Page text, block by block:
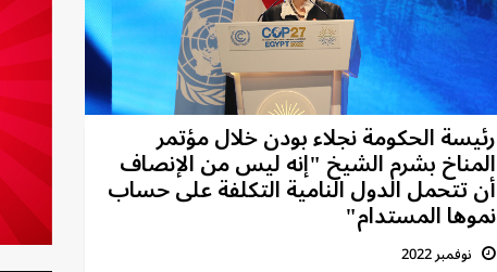
رئيسة الحكومة نجلاء بودن خلال مؤتمر
المناخ بشرم الشيخ "إنه ليس من الإنصاف
أن تتحمل الدول النامية التكلفة على حساب
نموها المستدام"
نوفمبر 2022